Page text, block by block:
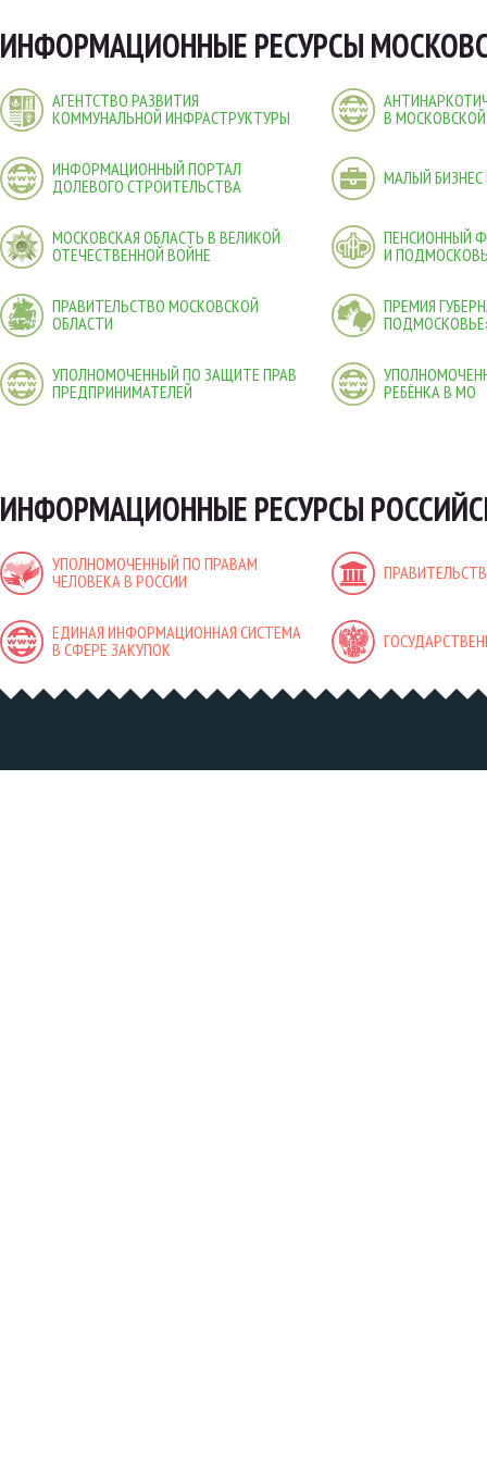
ИНФОРМАЦИОННЫЕ РЕСУРСЫ
АГЕНТСТВО РАЗВИТИЯ
КОММУНАЛЬНОЙ ИНФРАСТРУКТУРЫ
В
ИНФОРМАЦИОННЫЙ ПОРТАЛ
ДОЛЕВОГО СТРОИТЕЛЬСТВА
МАЛЫЙ
МОСКОВСКАЯ ОБЛАСТЬ В ВЕЛИКОЙ
ОТЕЧЕСТВЕННОЙ ВОЙНЕ
ПЕНСИОННЫЙ
И
ПРАВИТЕЛЬСТВО МОСКОВСКОЙ
ОБЛАСТИ
ПРЕМИЯ
УПОЛНОМОЧЕННЫЙ ПО ЗАЩИТЕ ПРАВ
ПРЕДПРИНИМАТЕЛЕЙ
РЕБЁНКА В МО
ИНФОРМАЦИОННЫЕ РЕСУРСЫ
УПОЛНОМОЧЕННЫЙ ПО ПРАВАМ
ЧЕЛОВЕКА В РОССИИ
ЕДИНАЯ ИНФОРМАЦИОННАЯ СИСТЕМА
В СФЕРЕ ЗАКУПОК